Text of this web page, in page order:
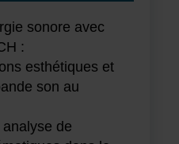
sonore avec
:
esthétiques et
son au
de